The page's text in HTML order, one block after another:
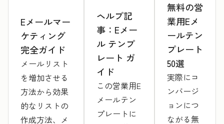
Eメールマー
ケティング
完全ガイド
メールリスト
を増加させる
方法から効果
的なリストの
作成方法、メ
ヘルプ記
事：Eメー
ル テンプ
レート ガ
イド
この営業用E
メールテン
プレートに
無料の営
業用Eメ
ールテン
プレート
50選
実際にコ
ンバージ
ョンにつ
ながる無